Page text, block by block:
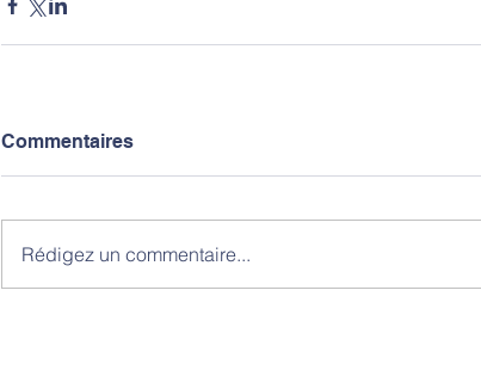
Commentaires
Rédigez un commentaire...